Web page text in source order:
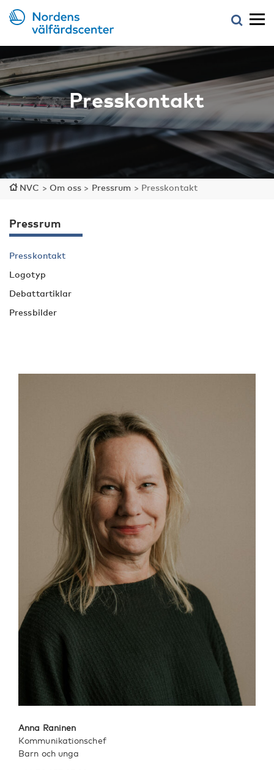
Presskontakt
NVC > Om oss > Pressrum > Presskontakt
Pressrum
Presskontakt
Logotyp
Debattartiklar
Pressbilder
Anna Raninen
Kommunikationschef
Barn och unga